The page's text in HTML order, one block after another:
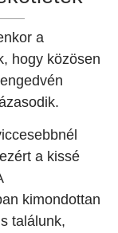
a
hogy közösen
a kissé
kimondottan
találunk,